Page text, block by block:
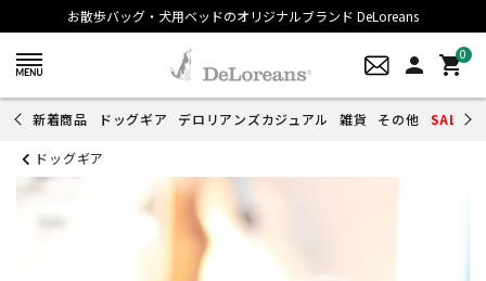
お散歩バッグ・犬用ベッドのオリジナルブランド DeLoreans
person 0
shopping_cart
新着商品 ドッグギア デロリアンズカジュアル 雑貨 その他 SALE
ドッグギア